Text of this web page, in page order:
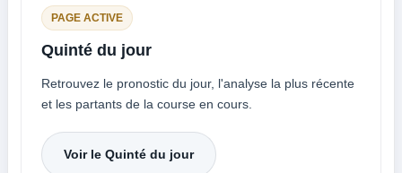
PAGE ACTIVE
Quinté du jour
Retrouvez le pronostic du jour, l'analyse la plus récente
et les partants de la course en cours.
Voir le Quinté du jour